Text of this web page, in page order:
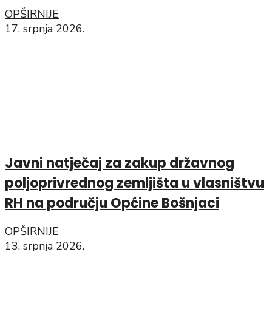
OPŠIRNIJE
17. srpnja 2026.
Javni natječaj za zakup državnog
poljoprivrednog zemljišta u vlasništvu
RH na području Općine Bošnjaci
OPŠIRNIJE
13. srpnja 2026.